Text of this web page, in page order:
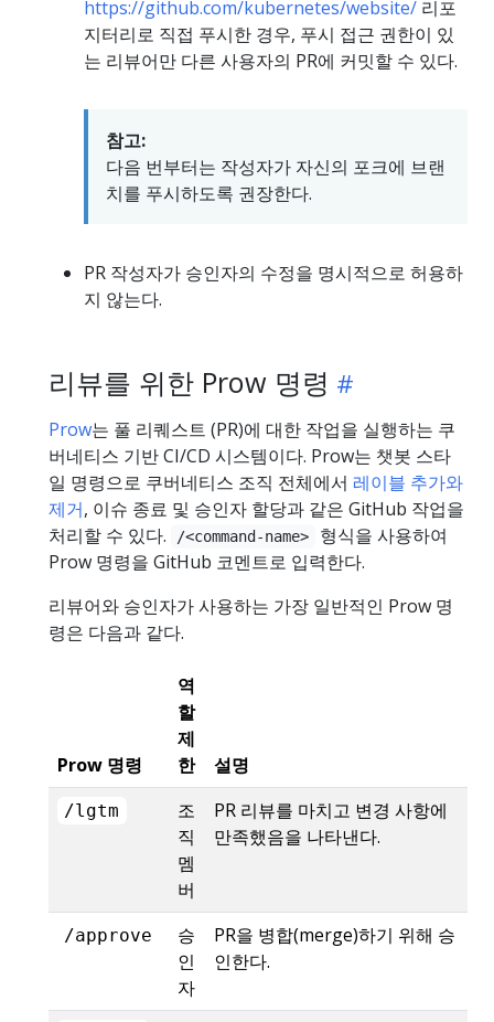
https://github.com/kubernetes/website/ 리포
지터리로 직접 푸시한 경우, 푸시 접근 권한이 있
는 리뷰어만 다른 사용자의 PR에 커밋할 수 있다.
참고:
다음 번부터는 작성자가 자신의 포크에 브랜
치를 푸시하도록 권장한다.
PR 작성자가 승인자의 수정을 명시적으로 허용하
지 않는다.
리뷰를 위한 Prow 명령
Prow는 풀 리퀘스트 (PR)에 대한 작업을 실행하는 쿠
버네티스 기반 CI/CD 시스템이다. Prow는 챗봇 스타
일 명령으로 쿠버네티스 조직 전체에서 레이블 추가와
제거, 이슈 종료 및 승인자 할당과 같은 GitHub 작업을
처리할 수 있다.
/<command-name>
형식을 사용하여
Prow 명령을 GitHub 코멘트로 입력한다.
리뷰어와 승인자가 사용하는 가장 일반적인 Prow 명
령은 다음과 같다.
Prow 명령
역
할
제
한
설명
/lgtm
조
직
멤
버
PR 리뷰를 마치고 변경 사항에
만족했음을 나타낸다.
/approve
승
인
자
PR을 병합(merge)하기 위해 승
인한다.